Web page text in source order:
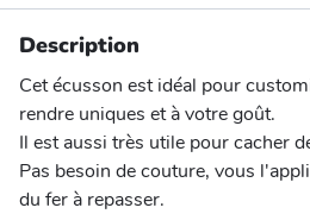
Description
Cet écusson est idéal pour
rendre uniques et à votre goût.
Il est aussi très utile pour cacher
Pas besoin de couture, vous
du fer à repasser.